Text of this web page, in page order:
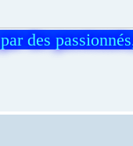
par des